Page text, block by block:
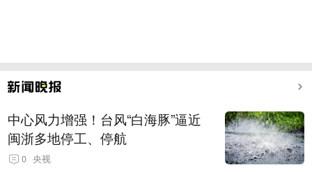
中心风力增强！台风“白海豚”逼近
闽浙多地停工、停航
0 央视